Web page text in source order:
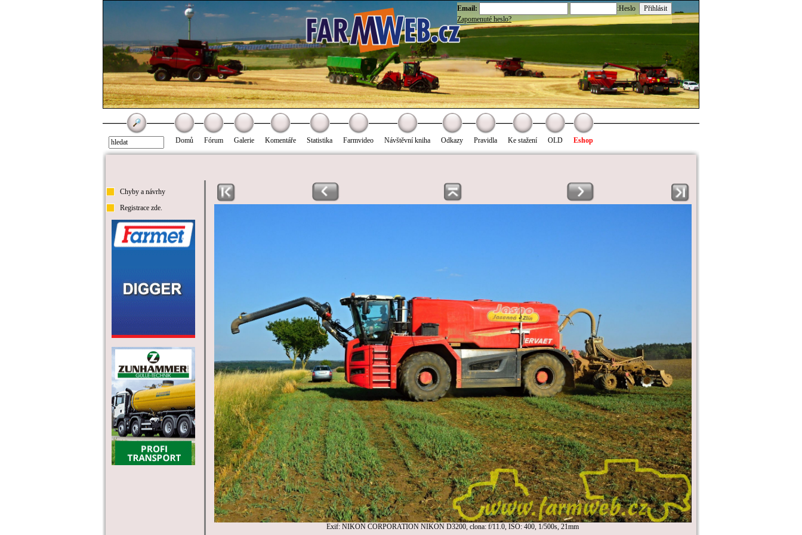
Email:
:Heslo
Zapomenuté heslo?
Domů Fórum Galerie Komentáře Statistika Farmvideo Návštěvní kniha Odkazy Pravidla Ke stažení OLD Eshop
Chyby a návrhy
Registrace zde.
Exif: NIKON CORPORATION NIKON D3200, clona: f/11.0, ISO: 400, 1/500s, 21mm